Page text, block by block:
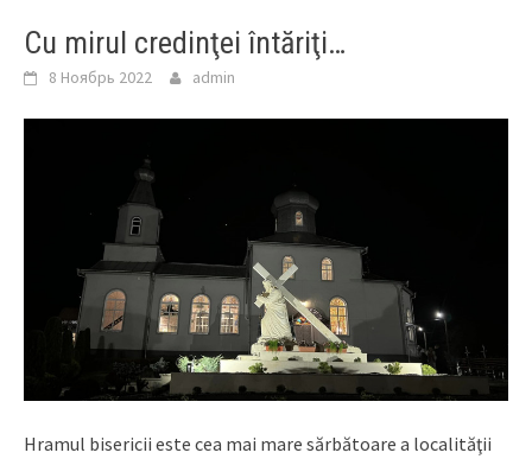
Cu mirul credinţei întăriţi…
8 Ноябрь 2022 admin
Hramul bisericii este cea mai mare sărbătoare a localităţii